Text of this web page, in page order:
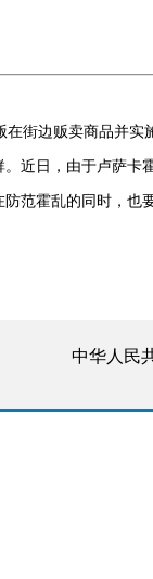
边贩卖商品并实
近日，由于卢萨
范霍乱的同时，
中华人民